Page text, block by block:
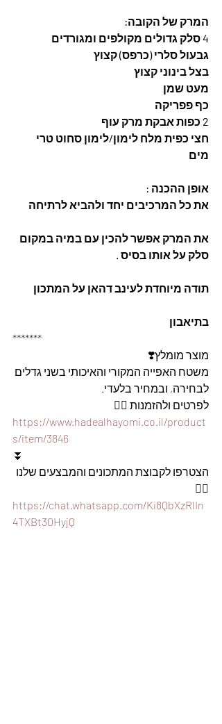
המרק של הקובה:
4 סלק גדולים מקולפים ומגורדים
גבעול סלרי (כרפס) קצוץ
בצל בינוני קצוץ
מעט שמן
כף פפריקה
2 כפות אבקת מרק עוף
חצי כפית מלח לימון/לימון סחוט טרי
מים
אופן ההכנה :
את כל המרכיבים יחד ולהביא לרתיחה
את המרק אפשר להכין עם במיה במקום
סלק על אותו בסיס .
תודה מיוחדת לעינב דהאן על המתכון
בתיאבון
*******
מוצר מומלץ❣️
משטח האפייה המקורי והאיכותי בשני גדלים
לבחירה, ובמחיר בלעדי.
לפרטים ולהזמנות 👇🏼
https://www.hadealhayomi.co.il/product
s/item/3846
⏬
הצטרפו לקבוצת המתכונים והמבצעים שלנו
👇🏽
https://chat.whatsapp.com/Ki8QbXzRlIn
4TXBt30HyjQ